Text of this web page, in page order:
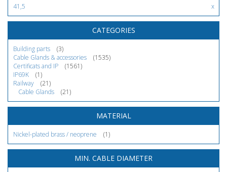
41,5
CATEGORIES
Building parts
(3)
Cable Glands & accessories
(1535)
Certificats and IP
(1561)
IP69K
(1)
Railway
(21)
Cable Glands
(21)
MATERIAL
Nickel-plated brass / neoprene (1)
MIN. CABLE DIAMETER